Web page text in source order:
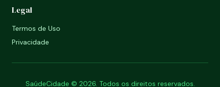
Legal
Termos de Uso
Privacidade
SaúdeCidade © 2026. Todos os direitos reservados.